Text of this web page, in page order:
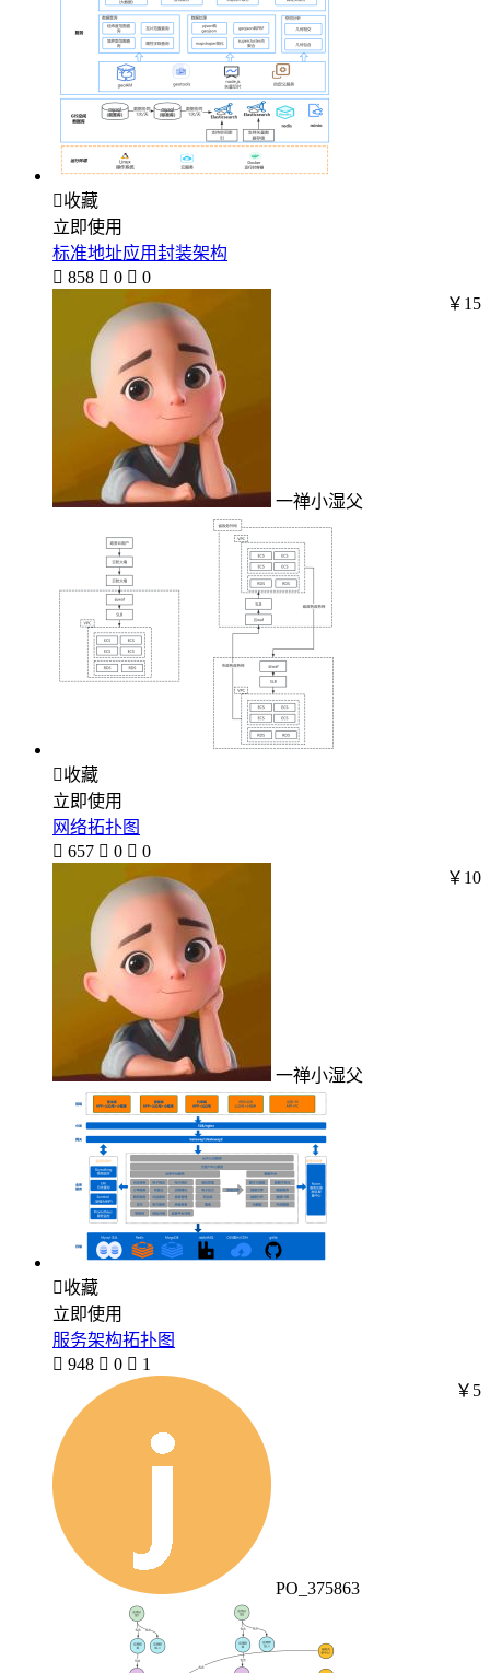
收藏
立即使用
标准地址应用封装架构
 858  0  0
一禅小湿父
￥15
收藏
立即使用
网络拓扑图
 657  0  0
一禅小湿父
￥10
收藏
立即使用
服务架构拓扑图
 948  0  1
PO_375863
￥5